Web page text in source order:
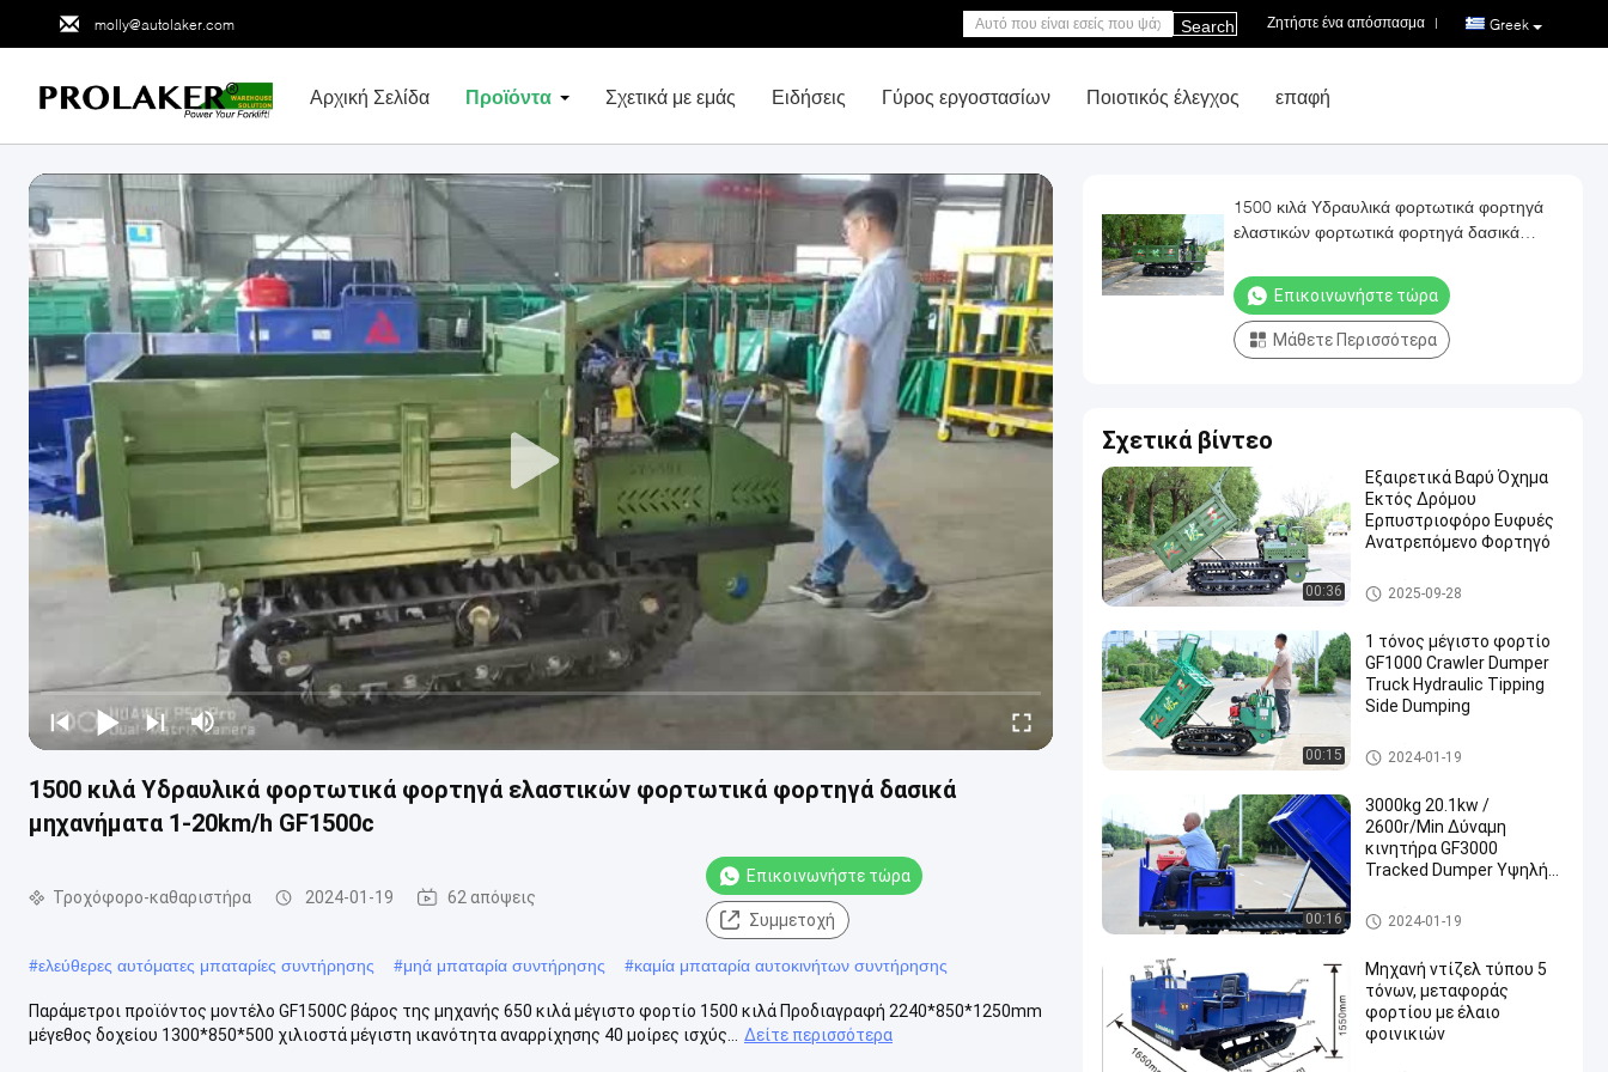
molly@autolaker.com Greek
Ζητήστε ένα απόσπασμα |
Search
Αρχική Σελίδα Προϊόντα Σχετικά με εμάς Ειδήσεις Γύρος εργοστασίων Ποιοτικός έλεγχος επαφή
1500 κιλά Υδραυλικά φορτωτικά φορτηγά ελαστικών φορτωτικά φορτηγά δασικά
μηχανήματα 1-20km/h GF1500c
Τροχόφορο-καθαριστήρα 2024-01-19 62 απόψεις
Επικοινωνήστε τώρα
Συμμετοχή
#ελεύθερες αυτόματες μπαταρίες συντήρησης #μηά μπαταρία συντήρησης #καμία μπαταρία αυτοκινήτων συντήρησης
Παράμετροι προϊόντος μοντέλο GF1500C βάρος της μηχανής 650 κιλά μέγιστο φορτίο 1500 κιλά Προδιαγραφή 2240*850*1250mm
μέγεθος δοχείου 1300*850*500 χιλιοστά μέγιστη ικανότητα αναρρίχησης 40 μοίρες ισχύς...
Δείτε περισσότερα
1500 κιλά Υδραυλικά φορτωτικά φορτηγά
ελαστικών φορτωτικά φορτηγά δασικά
Επικοινωνήστε τώρα
Μάθετε Περισσότερα
Σχετικά βίντεο
00:36
Εξαιρετικά Βαρύ Όχημα
Εκτός Δρόμου
Ερπυστριοφόρο Ευφυές
Ανατρεπόμενο Φορτηγό
Τροχόφορο-καθαριστήρα
2025-09-28
00:15
1 τόνος μέγιστο φορτίο
GF1000 Crawler Dumper
Truck Hydraulic Tipping
Side Dumping
Τροχόφορο-καθαριστήρα
2024-01-19
00:16
3000kg 20.1kw /
2600r/Min Δύναμη
κινητήρα GF3000
Tracked Dumper Υψηλής
Μηχανές συγκομιδής
durian
Τροχόφορο-καθαριστήρα
2024-01-19
Μηχανή ντίζελ τύπου 5
τόνων, μεταφοράς
φορτίου με έλαιο
φοινικιών